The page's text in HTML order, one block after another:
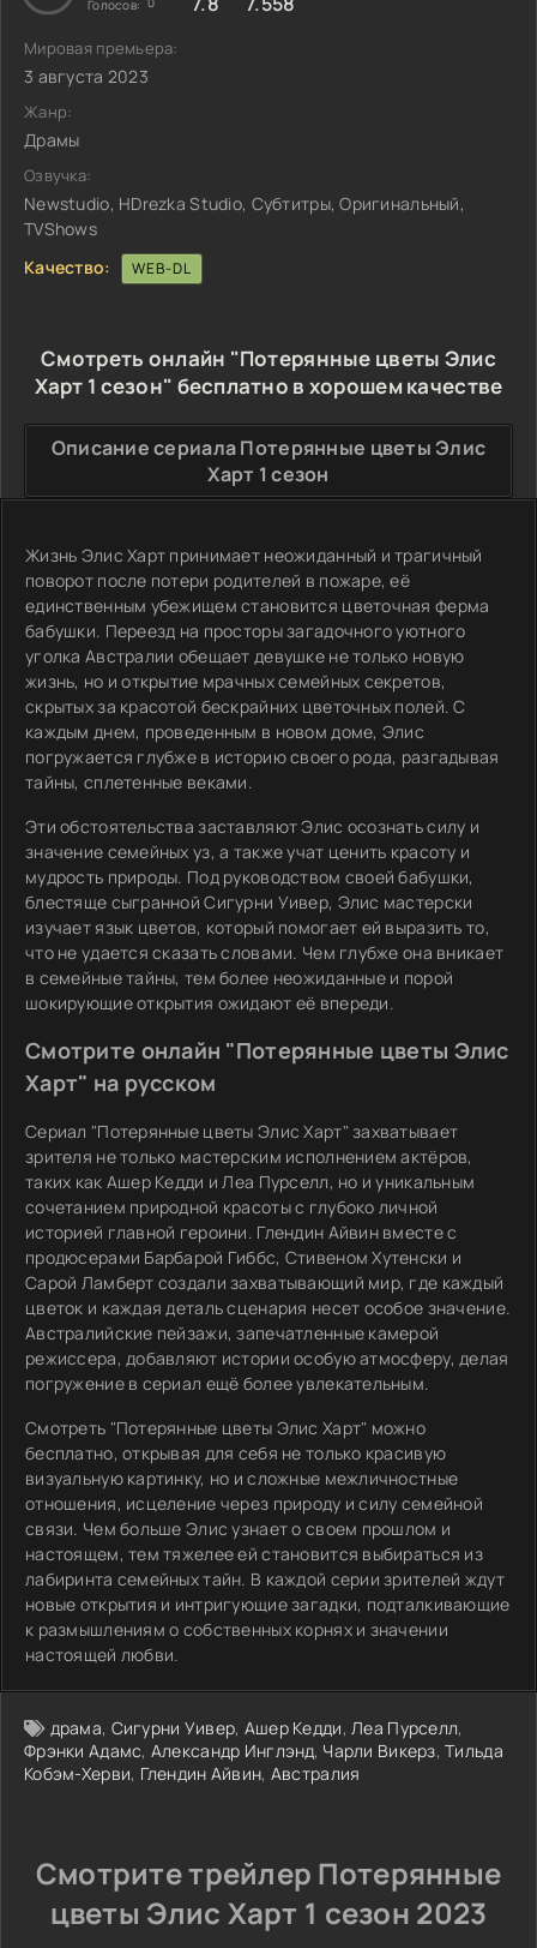
Голосов:
Мировая премьера:
3 августа 2023
Жанр:
Драмы
Озвучка:
Newstudio, HDrezka Studio, Субтитры, Оригинальный,
TVShows
Качество:
WEB-DL
Смотреть онлайн "Потерянные цветы Элис
Харт 1 сезон" бесплатно в хорошем качестве
Описание сериала Потерянные цветы Элис
Харт 1 сезон
Жизнь Элис Харт принимает неожиданный и трагичный
поворот после потери родителей в пожаре, её
единственным убежищем становится цветочная ферма
бабушки. Переезд на просторы загадочного уютного
уголка Австралии обещает девушке не только новую
жизнь, но и открытие мрачных семейных секретов,
скрытых за красотой бескрайних цветочных полей. С
каждым днем, проведенным в новом доме, Элис
погружается глубже в историю своего рода, разгадывая
тайны, сплетенные веками.
Эти обстоятельства заставляют Элис осознать силу и
значение семейных уз, а также учат ценить красоту и
мудрость природы. Под руководством своей бабушки,
блестяще сыгранной Сигурни Уивер, Элис мастерски
изучает язык цветов, который помогает ей выразить то,
что не удается сказать словами. Чем глубже она вникает
в семейные тайны, тем более неожиданные и порой
шокирующие открытия ожидают её впереди.
Смотрите онлайн "Потерянные цветы Элис
Харт" на русском
Сериал "Потерянные цветы Элис Харт" захватывает
зрителя не только мастерским исполнением актёров,
таких как Ашер Кедди и Леа Пурселл, но и уникальным
сочетанием природной красоты с глубоко личной
историей главной героини. Глендин Айвин вместе с
продюсерами Барбарой Гиббс, Стивеном Хутенски и
Сарой Ламберт создали захватывающий мир, где каждый
цветок и каждая деталь сценария несет особое значение.
Австралийские пейзажи, запечатленные камерой
режиссера, добавляют истории особую атмосферу, делая
погружение в сериал ещё более увлекательным.
Смотреть "Потерянные цветы Элис Харт" можно
бесплатно, открывая для себя не только красивую
визуальную картинку, но и сложные межличностные
отношения, исцеление через природу и силу семейной
связи. Чем больше Элис узнает о своем прошлом и
настоящем, тем тяжелее ей становится выбираться из
лабиринта семейных тайн. В каждой серии зрителей ждут
новые открытия и интригующие загадки, подталкивающие
к размышлениям о собственных корнях и значении
настоящей любви.
драма, Сигурни Уивер, Ашер Кедди,Леа Пурселл,
Фрэнки Адамс, Александр Инглэнд, Чарли Викерз,Тильда
Кобэм-Херви, Глендин Айвин, Австралия
Смотрите трейлер Потерянные
цветы Элис Харт 1 сезон 2023